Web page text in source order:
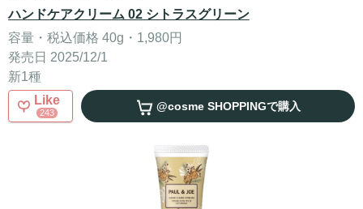
ハンドケアクリーム 02 シトラスグリーン
容量・税込価格 40g・1,980円
発売日 2025/12/1
新1種
Like
243 @cosme SHOPPINGで購入